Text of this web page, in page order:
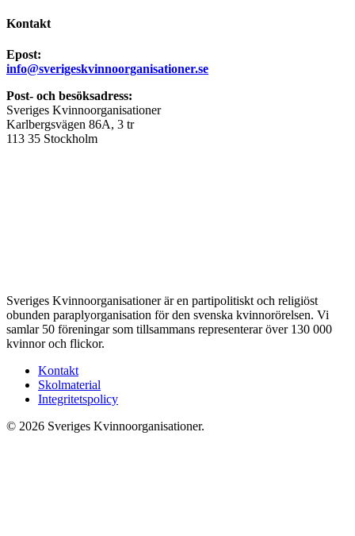
Kontakt
Epost:
info@sverigeskvinnoorganisationer.se
Post- och besöksadress:
Sveriges Kvinnoorganisationer
Karlbergsvägen 86A, 3 tr
113 35 Stockholm
Sveriges Kvinnoorganisationer är en partipolitiskt och religiöst
obunden paraplyorganisation för den svenska kvinnorörelsen. Vi
samlar 50 föreningar som tillsammans representerar över 130 000
kvinnor och flickor.
Kontakt
Skolmaterial
Integritetspolicy
© 2026 Sveriges Kvinnoorganisationer.